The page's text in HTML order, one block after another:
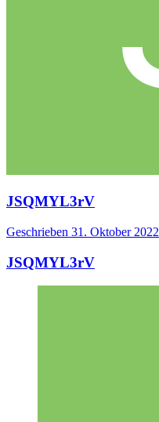
JSQMYL3rV
Geschrieben 31. Oktober 2022
JSQMYL3rV